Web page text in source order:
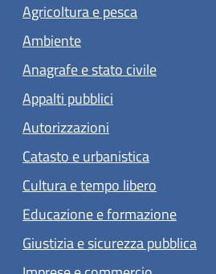
Agricoltura e pesca
Ambiente
Anagrafe e stato civile
Appalti pubblici
Autorizzazioni
Catasto e urbanistica
Cultura e tempo libero
Educazione e formazione
Giustizia e sicurezza pubblica